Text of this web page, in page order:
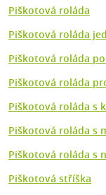
Piškotová roláda
Piškotová roláda
Piškotová roláda
Piškotová roláda
Piškotová roláda s
Piškotová roláda s
Piškotová roláda s
Piškotová stříška